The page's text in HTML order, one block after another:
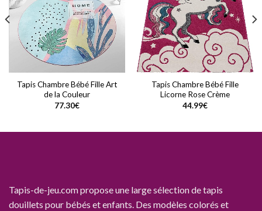
Tapis Chambre Bébé Fille Art
de la Couleur
77.30€
Tapis Chambre Bébé Fille
Licorne Rose Crème
44.99€
Tapis-de-jeu.com propose une large sélection de tapis
douillets pour bébés et enfants. Des modèles colorés et